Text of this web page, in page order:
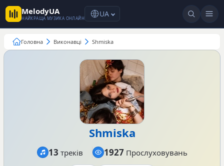
MelodyUA
НАЙКРАЩА МУЗИКА ОНЛАЙН UA
Головна Виконавці Shmiska
Shmiska
13 треків 1927Прослуховувань